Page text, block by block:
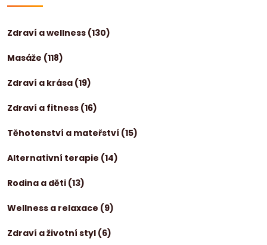
Zdraví a wellness (130)
Masáže (118)
Zdraví a krása (19)
Zdraví a fitness (16)
Těhotenství a mateřství (15)
Alternativní terapie (14)
Rodina a děti (13)
Wellness a relaxace (9)
Zdraví a životní styl (6)